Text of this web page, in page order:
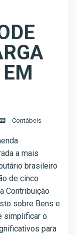
Contábeis
a mais
brasileiro
de cinco
Contribuição
sobre Bens e
simplificar o
para